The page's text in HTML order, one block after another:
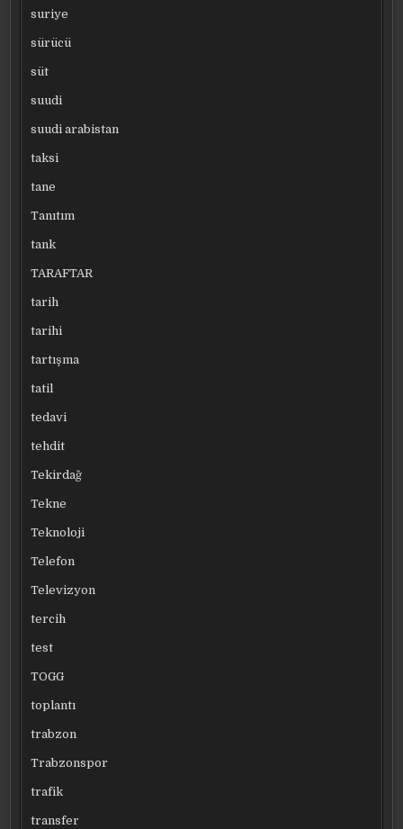
suriye
sürücü
süt
suudi
suudi arabistan
taksi
tane
Tanıtım
tank
TARAFTAR
tarih
tarihi
tartışma
tatil
tedavi
tehdit
Tekirdağ
Tekne
Teknoloji
Telefon
Televizyon
tercih
test
TOGG
toplantı
trabzon
Trabzonspor
trafik
transfer